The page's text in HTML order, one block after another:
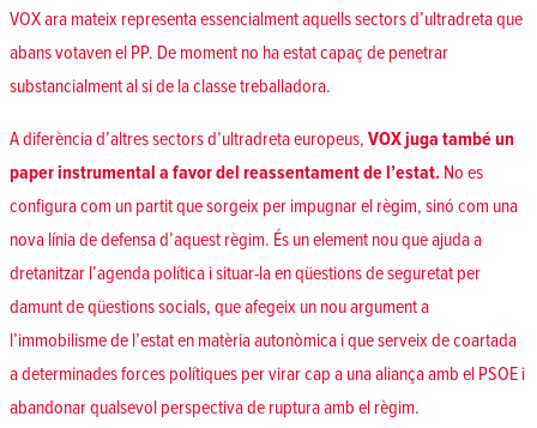
VOX ara mateix representa essencialment aquells sectors d’ultradreta que
abans votaven el PP. De moment no ha estat capaç de penetrar
substancialment al si de la classe treballadora.
A diferència d’altres sectors d’ultradreta europeus, VOX juga també un
paper instrumental a favor del reassentament de l’estat. No es
configura com un partit que sorgeix per impugnar el règim, sinó com una
nova línia de defensa d’aquest règim. És un element nou que ajuda a
dretanitzar l’agenda política i situar-la en qüestions de seguretat per
damunt de qüestions socials, que afegeix un nou argument a
l’immobilisme de l’estat en matèria autonòmica i que serveix de coartada
a determinades forces polítiques per virar cap a una aliança amb el PSOE i
abandonar qualsevol perspectiva de ruptura amb el règim.